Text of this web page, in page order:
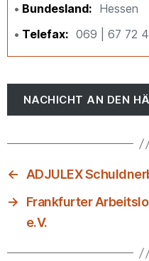
Bundesland
Hessen
Telefax
069 | 67 72
NACHICHT AN DEN
←
ADJULEX
→
Frankfurter
e.V.